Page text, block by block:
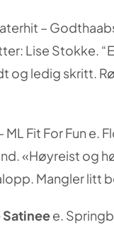
–
Lise Stokke.
og ledig skritt.
ML Fit For Fun e.
«Høyreist og
Mangler litt
Satineee.